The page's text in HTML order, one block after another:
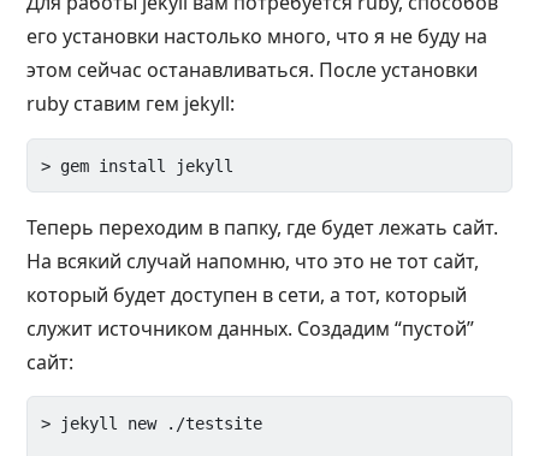
его установки настолько много, что я не буду на
этом сейчас останавливаться. После установки
ruby ставим гем jekyll:
Теперь переходим в папку, где будет лежать сайт.
На всякий случай напомню, что это не тот сайт,
который будет доступен в сети, а тот, который
служит источником данных. Создадим “пустой”
сайт:
> jekyll new ./testsite